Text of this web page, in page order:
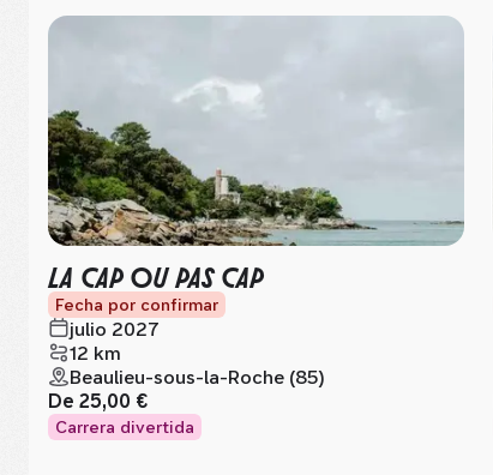
LA CAP OU PAS CAP
Fecha por confirmar
julio 2027
12 km
Beaulieu-sous-la-Roche (85)
De 25,00 €
Carrera divertida